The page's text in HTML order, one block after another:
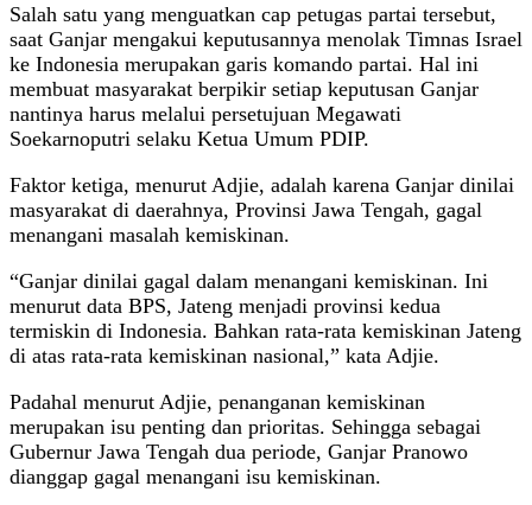
Salah satu yang menguatkan cap petugas partai tersebut,
saat Ganjar mengakui keputusannya menolak Timnas Israel
ke Indonesia merupakan garis komando partai. Hal ini
membuat masyarakat berpikir setiap keputusan Ganjar
nantinya harus melalui persetujuan Megawati
Soekarnoputri selaku Ketua Umum PDIP.
Faktor ketiga, menurut Adjie, adalah karena Ganjar dinilai
masyarakat di daerahnya, Provinsi Jawa Tengah, gagal
menangani masalah kemiskinan.
“Ganjar dinilai gagal dalam menangani kemiskinan. Ini
menurut data BPS, Jateng menjadi provinsi kedua
termiskin di Indonesia. Bahkan rata-rata kemiskinan Jateng
di atas rata-rata kemiskinan nasional,” kata Adjie.
Padahal menurut Adjie, penanganan kemiskinan
merupakan isu penting dan prioritas. Sehingga sebagai
Gubernur Jawa Tengah dua periode, Ganjar Pranowo
dianggap gagal menangani isu kemiskinan.